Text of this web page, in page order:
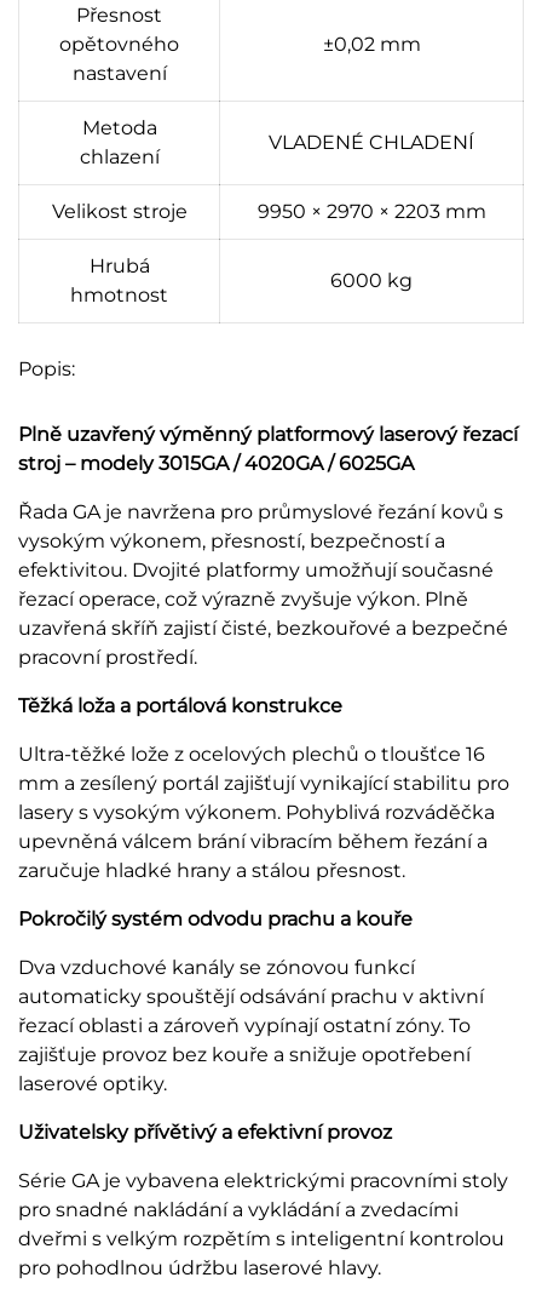
Přesnost
opětovného
nastavení
±0,02 mm
Metoda
chlazení
VLADENÉ CHLADENÍ
Velikost stroje 9950 × 2970 × 2203 mm
Hrubá
hmotnost
6000 kg
Popis:
Plně uzavřený výměnný platformový laserový řezací
stroj – modely 3015GA / 4020GA / 6025GA
Řada GA je navržena pro průmyslové řezání kovů s
vysokým výkonem, přesností, bezpečností a
efektivitou. Dvojité platformy umožňují současné
řezací operace, což výrazně zvyšuje výkon. Plně
uzavřená skříň zajistí čisté, bezkouřové a bezpečné
pracovní prostředí.
Těžká loža a portálová konstrukce
Ultra-těžké lože z ocelových plechů o tloušťce 16
mm a zesílený portál zajišťují vynikající stabilitu pro
lasery s vysokým výkonem. Pohyblivá rozváděčka
upevněná válcem brání vibracím během řezání a
zaručuje hladké hrany a stálou přesnost.
Pokročilý systém odvodu prachu a kouře
Dva vzduchové kanály se zónovou funkcí
automaticky spouštějí odsávání prachu v aktivní
řezací oblasti a zároveň vypínají ostatní zóny. To
zajišťuje provoz bez kouře a snižuje opotřebení
laserové optiky.
Uživatelsky přívětivý a efektivní provoz
Série GA je vybavena elektrickými pracovními stoly
pro snadné nakládání a vykládání a zvedacími
dveřmi s velkým rozpětím s inteligentní kontrolou
pro pohodlnou údržbu laserové hlavy.